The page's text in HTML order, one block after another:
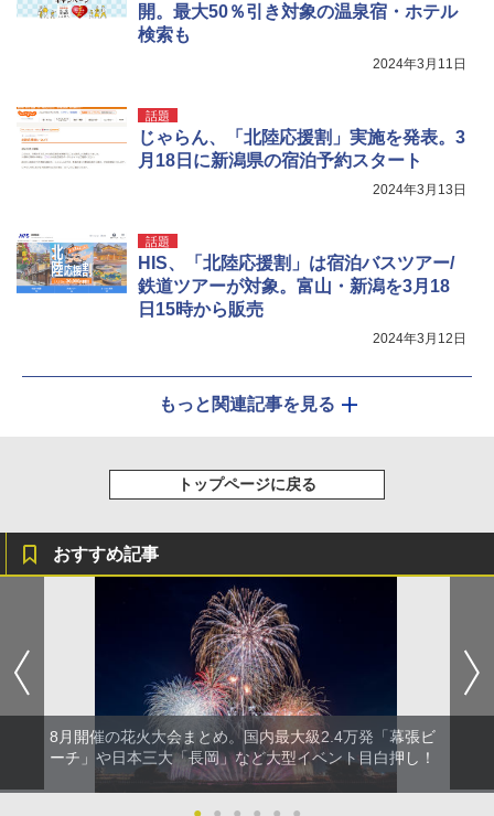
開。最大50％引き対象の温泉宿・ホテル
検索も
2024年3月11日
話題
じゃらん、「北陸応援割」実施を発表。3
月18日に新潟県の宿泊予約スタート
2024年3月13日
話題
HIS、「北陸応援割」は宿泊バスツアー/
鉄道ツアーが対象。富山・新潟を3月18
日15時から販売
2024年3月12日
もっと関連記事を見る
トップページに戻る
おすすめ記事
8月開催の花火大会まとめ。国内最大級2.4万発「幕張ビ
ーチ」や日本三大「長岡」など大型イベント目白押し！
● ● ● ● ● ●